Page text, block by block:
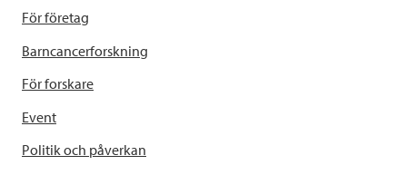
För företag
Barncancerforskning
För forskare
Event
Politik och påverkan